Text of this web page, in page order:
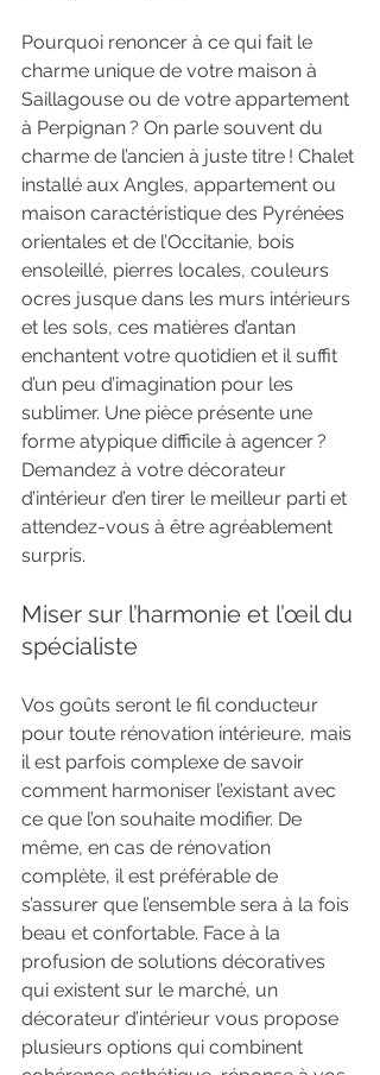
Pourquoi renoncer à ce qui fait le
charme unique de votre maison à
Saillagouse ou de votre appartement
à Perpignan ? On parle souvent du
charme de l’ancien à juste titre ! Chalet
installé aux Angles, appartement ou
maison caractéristique des Pyrénées
orientales et de l’Occitanie, bois
ensoleillé, pierres locales, couleurs
ocres jusque dans les murs intérieurs
et les sols, ces matières d’antan
enchantent votre quotidien et il suffit
d’un peu d’imagination pour les
sublimer. Une pièce présente une
forme atypique difficile à agencer ?
Demandez à votre décorateur
d’intérieur d’en tirer le meilleur parti et
attendez-vous à être agréablement
surpris.
Miser sur l’harmonie et l’œil du
spécialiste
Vos goûts seront le fil conducteur
pour toute rénovation intérieure, mais
il est parfois complexe de savoir
comment harmoniser l’existant avec
ce que l’on souhaite modifier. De
même, en cas de rénovation
complète, il est préférable de
s’assurer que l’ensemble sera à la fois
beau et confortable. Face à la
profusion de solutions décoratives
qui existent sur le marché, un
décorateur d’intérieur vous propose
plusieurs options qui combinent